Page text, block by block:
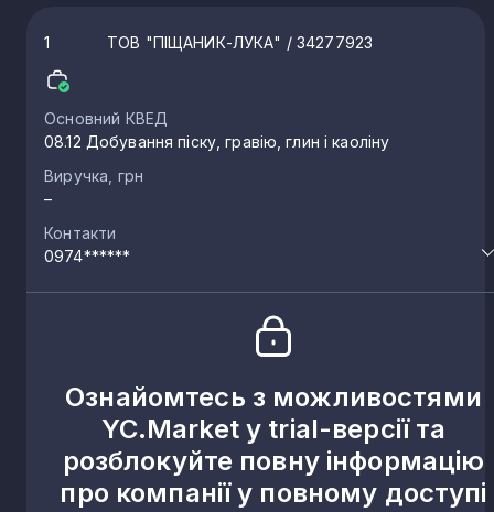
1 ТОВ "ПІЩАНИК-ЛУКА" / 34277923
Основний КВЕД
08.12 Добування піску, гравію, глин і каоліну
Виручка, грн
–
Контакти
0974******
Ознайомтесь з можливостями
YC.Market у trial-версії та
розблокуйте повну інформацію
про компанії у повному доступі